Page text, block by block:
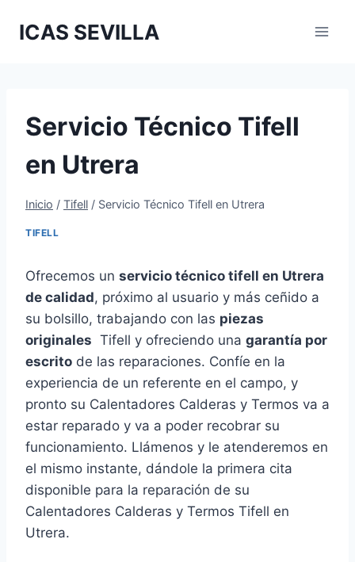
ICAS SEVILLA
Servicio Técnico Tifell
en Utrera
Inicio / Tifell / Servicio Técnico Tifell en Utrera
TIFELL
Ofrecemos un servicio técnico tifell en Utrera
de calidad, próximo al usuario y más ceñido a
su bolsillo, trabajando con las piezas
originales Tifell y ofreciendo una garantía por
escrito de las reparaciones. Confíe en la
experiencia de un referente en el campo, y
pronto su Calentadores Calderas y Termos va a
estar reparado y va a poder recobrar su
funcionamiento. Llámenos y le atenderemos en
el mismo instante, dándole la primera cita
disponible para la reparación de su
Calentadores Calderas y Termos Tifell en
Utrera.